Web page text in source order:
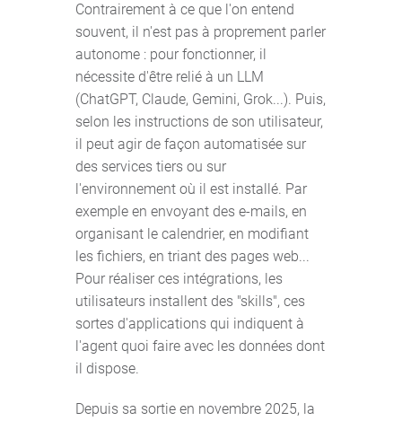
Contrairement à ce que l'on entend
souvent, il n'est pas à proprement parler
autonome : pour fonctionner, il
nécessite d'être relié à un LLM
(ChatGPT, Claude, Gemini, Grok...). Puis,
selon les instructions de son utilisateur,
il peut agir de façon automatisée sur
des services tiers ou sur
l'environnement où il est installé. Par
exemple en envoyant des e-mails, en
organisant le calendrier, en modifiant
les fichiers, en triant des pages web...
Pour réaliser ces intégrations, les
utilisateurs installent des "skills", ces
sortes d'applications qui indiquent à
l'agent quoi faire avec les données dont
il dispose.
Depuis sa sortie en novembre 2025, la